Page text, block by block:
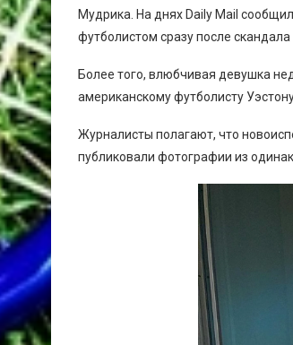
Мудрика. На днях Daily Mail
футболистом сразу после
Более того, влюбчивая девушка
американскому футболисту
Журналисты полагают, что
публиковали фотографии из